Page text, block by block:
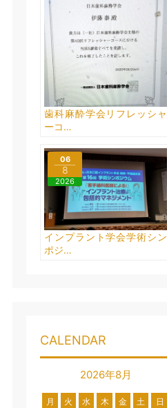
歯科麻酔学会リフレッシャ
ーコ…
インプラント学会学術シン
ポジ…
06
8
2026
CALENDAR
2026年8月
月 火 水 木 金 土 日